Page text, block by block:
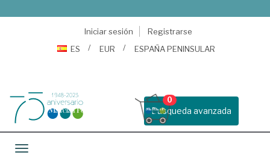
Iniciar sesión
Registrarse
ES
EUR ESPAÑA PENINSULAR
Busqueda avanzada
0
Toggle navigation